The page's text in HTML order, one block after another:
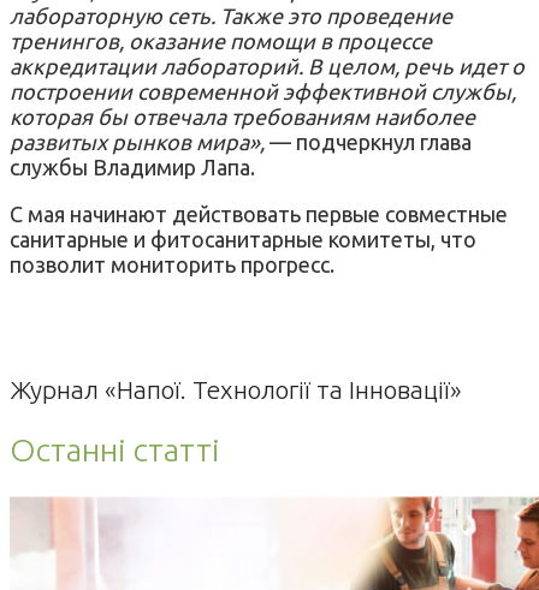
лабораторную сеть. Также это проведение
тренингов, оказание помощи в процессе
аккредитации лабораторий. В целом, речь идет о
построении современной эффективной службы,
которая бы отвечала требованиям наиболее
развитых рынков мира», — подчеркнул глава
службы Владимир Лапа.
С мая начинают действовать первые совместные
санитарные и фитосанитарные комитеты, что
позволит мониторить прогресс.
Журнал «Напої. Технології та Інновації»
Останні статті